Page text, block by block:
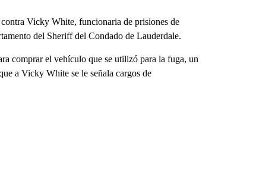
contra Vicky White, funcionaria de prisiones de
del Sheriff del Condado de Lauderdale.
comprar el vehículo que se utilizó para la fuga, un
a Vicky White se le señala cargos de